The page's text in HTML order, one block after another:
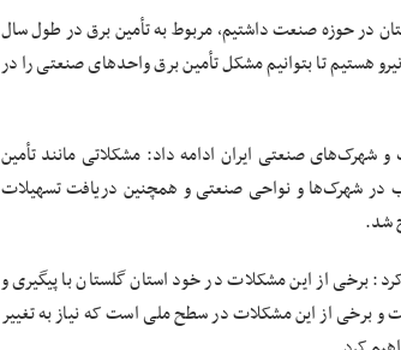
در حوزه صنعت داشتیم، مربوط به تأمین برق در طول سال
هستیم تا بتوانیم مشکل تأمین برق واحدهای صنعتی را در
صنعتی ایران ادامه داد: مشکلاتی مانند تأمین
در شهرک‌ها و نواحی صنعتی و همچنین دریافت تسهیلات
شد.
برخی از این مشکلات در خود استان گلستان با پیگیری و
و برخی از این مشکلات در سطح ملی است که نیاز به تغییر